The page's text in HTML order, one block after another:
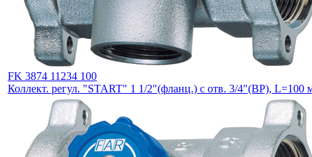
FK 3874 11234 100
Коллект. регул. "START" 1 1/2"(фланц.) с отв. 3/4"(ВР), L=100